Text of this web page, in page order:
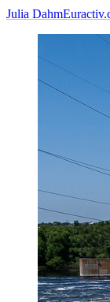
Julia Dahm